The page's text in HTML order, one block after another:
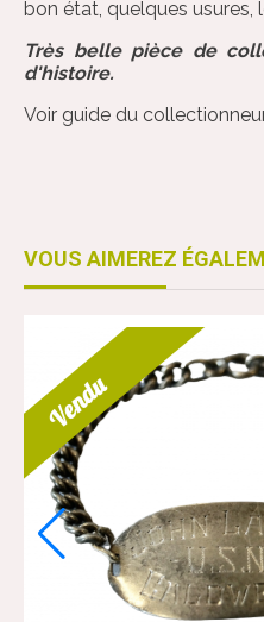
bon état, quelques usures,
Très belle pièce de
d'histoire.
Voir guide du
VOUS AIMEREZ
Vendu